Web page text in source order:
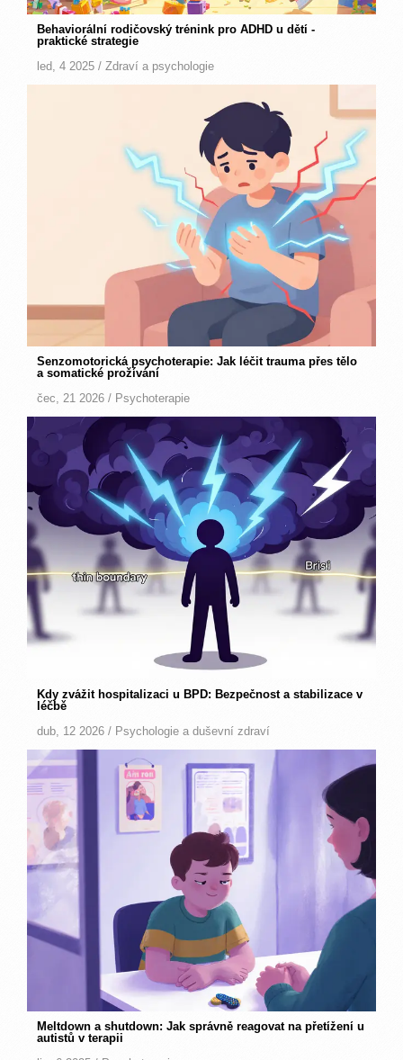
Behaviorální rodičovský trénink pro ADHD u dětí -
praktické strategie
led, 4 2025 /Zdraví a psychologie
Senzomotorická psychoterapie: Jak léčit trauma přes tělo
a somatické prožívání
čec, 21 2026 / Psychoterapie
Kdy zvážit hospitalizaci u BPD: Bezpečnost a stabilizace v
léčbě
dub, 12 2026 / Psychologie a duševní zdraví
Meltdown a shutdown: Jak správně reagovat na přetížení u
autistů v terapii